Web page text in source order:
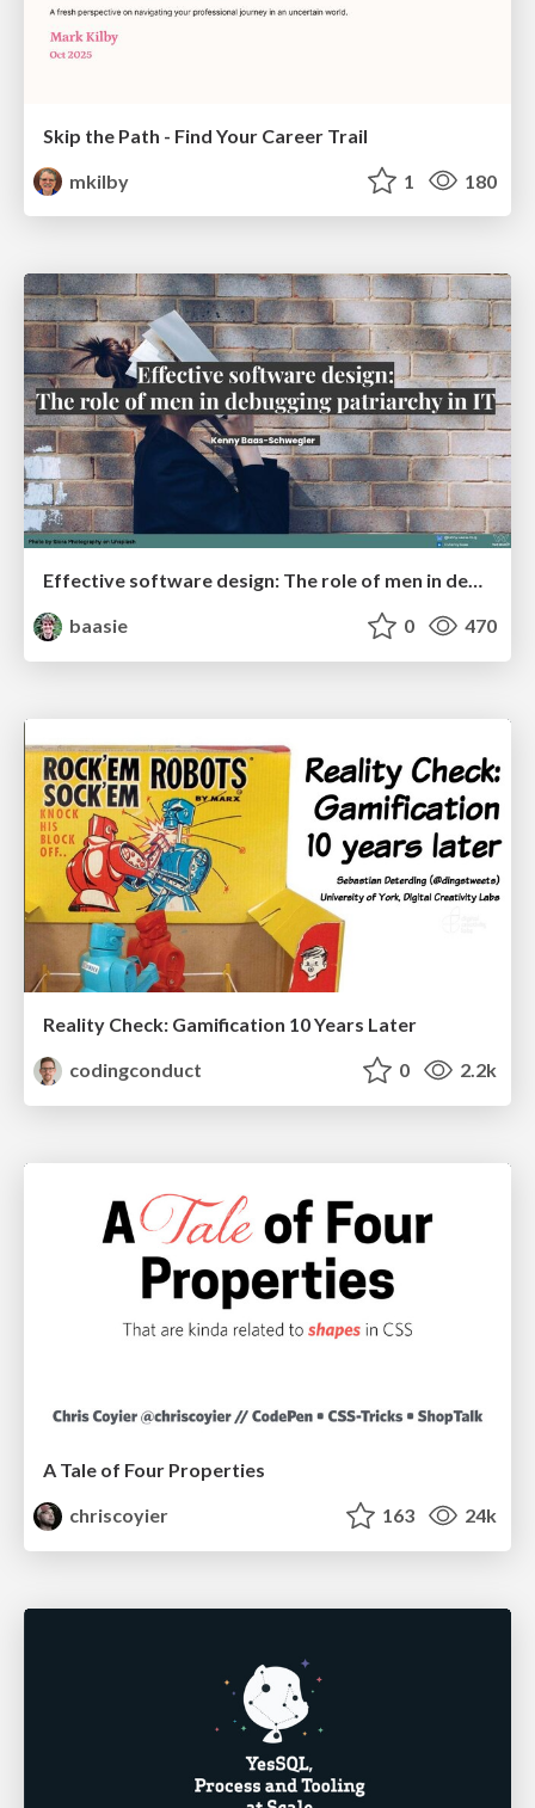
Skip the Path - Find Your Career Trail
mkilby
1 180
Effective software design: The role of men in debugging patriarchy in IT @ Voxxed Days AMS
baasie
0 470
Reality Check: Gamification 10 Years Later
codingconduct
0 2.2k
A Tale of Four Properties
chriscoyier
163 24k